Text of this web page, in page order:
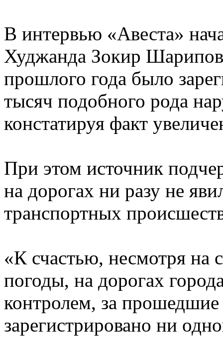
В интервью «Авеста»
Худжанда Зокир Шарипов
прошлого года было
тысяч подобного рода
констатируя факт
При этом источник
на дорогах ни разу не
транспортных
«К счастью, несмотря на
погоды, на дорогах
контролем, за
зарегистрировано ни